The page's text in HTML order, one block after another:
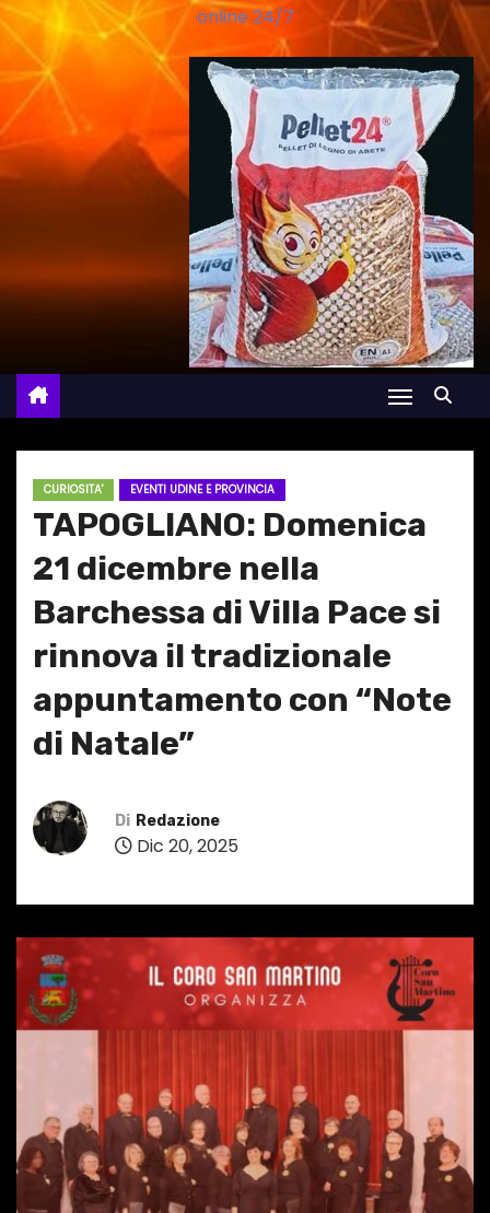
online 24/7
CURIOSITA' EVENTI UDINE E PROVINCIA
TAPOGLIANO: Domenica
21 dicembre nella
Barchessa di Villa Pace si
rinnova il tradizionale
appuntamento con “Note
di Natale”
Di Redazione
Dic 20, 2025